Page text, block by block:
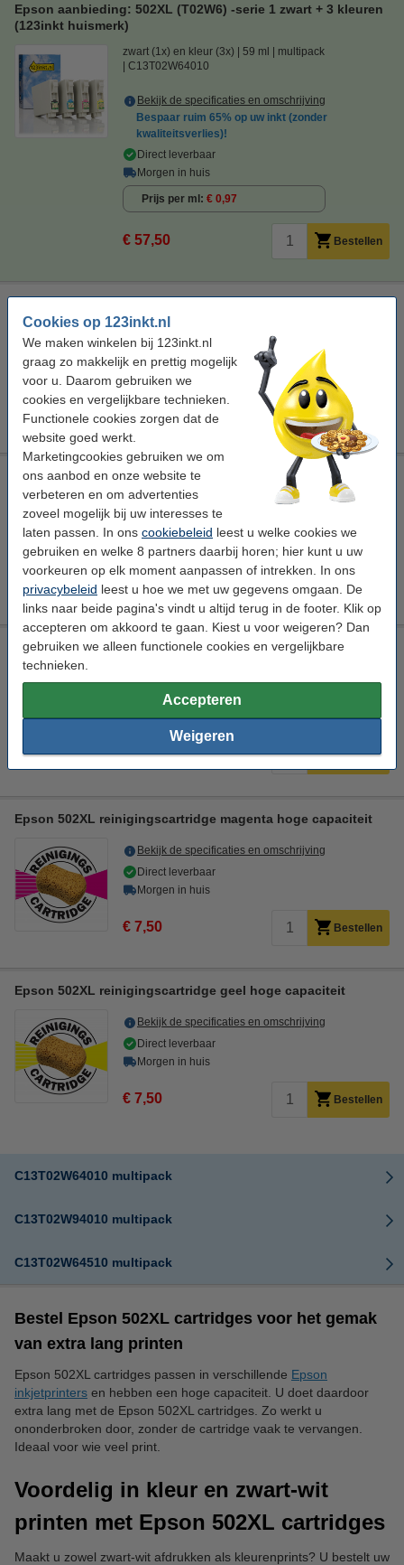
Cookies op 123inkt.nl
We maken winkelen bij 123inkt.nl
graag zo makkelijk en prettig mogelijk
voor u. Daarom gebruiken we
cookies en vergelijkbare technieken.
Functionele cookies zorgen dat de
website goed werkt.
Marketingcookies gebruiken we om
ons aanbod en onze website te
verbeteren en om advertenties
zoveel mogelijk bij uw interesses te
laten passen. In ons cookiebeleid leest u welke cookies we
gebruiken en welke 8 partners daarbij horen; hier kunt u uw
voorkeuren op elk moment aanpassen of intrekken. In ons
privacybeleid leest u hoe we met uw gegevens omgaan. De
links naar beide pagina's vindt u altijd terug in de footer. Klik op
accepteren om akkoord te gaan. Kiest u voor weigeren? Dan
gebruiken we alleen functionele cookies en vergelijkbare
technieken.
Accepteren
Weigeren
Epson aanbieding: 502XL (T02W6) -serie 1 zwart + 3 kleuren
(123inkt huismerk)
zwart (1x) en kleur (3x) 59 ml
multipack
C13T02W64010
Bekijk de specificaties en omschrijving
Bespaar ruim 65% op uw inkt (zonder
kwaliteitsverlies)!
Direct leverbaar
Morgen in huis
Prijs per ml € 0,97
€ 57,50 Bestellen
Bekijk de specificaties en omschrijving
Direct leverbaar
Morgen in huis
€ 27,50 Bestellen
Epson 502XL reinigingscartridge zwart hoge capaciteit
Bekijk de specificaties en omschrijving
Direct leverbaar
Morgen in huis
€ 7,50 Bestellen
Epson 502XL reinigingscartridge cyaan hoge capaciteit
Direct leverbaar
Morgen in huis
€ 7,50 Bestellen
Epson 502XL reinigingscartridge magenta hoge capaciteit
Bekijk de specificaties en omschrijving
Direct leverbaar
Morgen in huis
€ 7,50 Bestellen
Epson 502XL reinigingscartridge geel hoge capaciteit
Bekijk de specificaties en omschrijving
Direct leverbaar
Morgen in huis
€ 7,50 Bestellen
C13T02W64010 multipack
C13T02W94010 multipack
C13T02W64510 multipack
Bestel Epson 502XL cartridges voor het gemak
van extra lang printen
Epson 502XL cartridges passen in verschillende Epson
inkjetprinters en hebben een hoge capaciteit. U doet daardoor
extra lang met de Epson 502XL cartridges. Zo werkt u
ononderbroken door, zonder de cartridge vaak te vervangen.
Ideaal voor wie veel print.
Voordelig in kleur en zwart-wit
printen met Epson 502XL cartridges
Maakt u zowel zwart-wit afdrukken als kleurenprints? U bestelt uw